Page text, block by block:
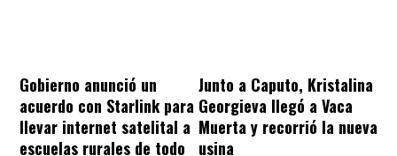
Gobierno anunció un
acuerdo con Starlink para
llevar internet satelital a
escuelas rurales de todo
Junto a Caputo, Kristalina
Georgieva llegó a Vaca
Muerta y recorrió la nueva
usina